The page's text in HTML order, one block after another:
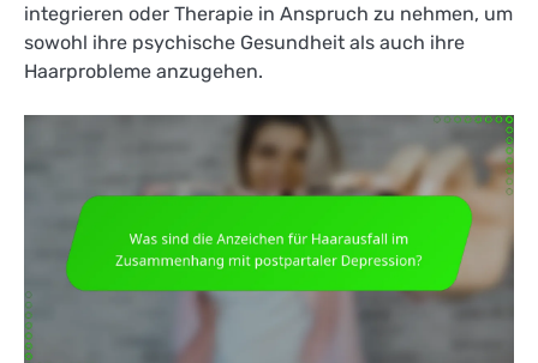
integrieren oder Therapie in Anspruch zu nehmen, um
sowohl ihre psychische Gesundheit als auch ihre
Haarprobleme anzugehen.